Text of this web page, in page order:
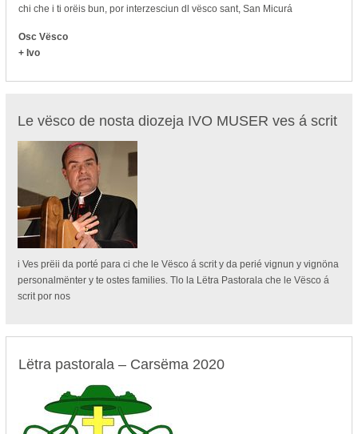
chi che i ti orëis bun, por interzesciun dl vësco sant, San Micurá
Osc Vësco
+ Ivo
Le vësco de nosta diozeja IVO MUSER ves á scrit
i Ves prëii da porté para ci che le Vësco á scrit y da perié vignun y vignöna
personalmënter y te ostes families. Tlo la Lëtra Pastorala che le Vësco á
scrit por nos
Lëtra pastorala – Carsëma 2020